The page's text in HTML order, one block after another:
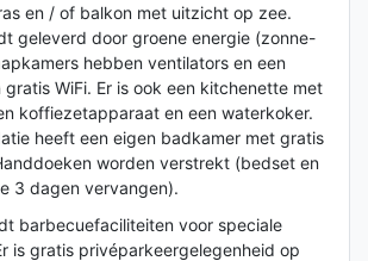
en / of balkon met uitzicht op zee.
geleverd door groene energie (zonne-
hebben ventilators en een
WiFi. Er is ook een kitchenette met
koffiezetapparaat en een waterkoker.
heeft een eigen badkamer met gratis
worden verstrekt (bedset en
3 dagen vervangen).
barbecuefaciliteiten voor speciale
is gratis privéparkeergelegenheid op